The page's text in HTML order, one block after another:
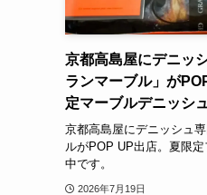
京都高島屋にデニッ
ランマーブル」が
定マーブルデニッシ
京都高島屋にデニッシュ
ルがPOP UP出店。夏限
中です。
2026年7月19日